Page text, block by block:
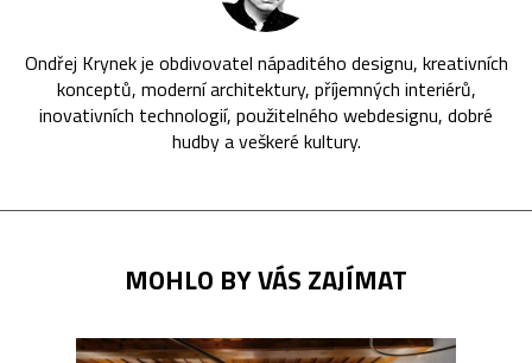
Ondřej Krynek je obdivovatel nápaditého designu, kreativních
konceptů, moderní architektury, příjemných interiérů,
inovativních technologií, použitelného webdesignu, dobré
hudby a veškeré kultury.
MOHLO BY VÁS ZAJÍMAT